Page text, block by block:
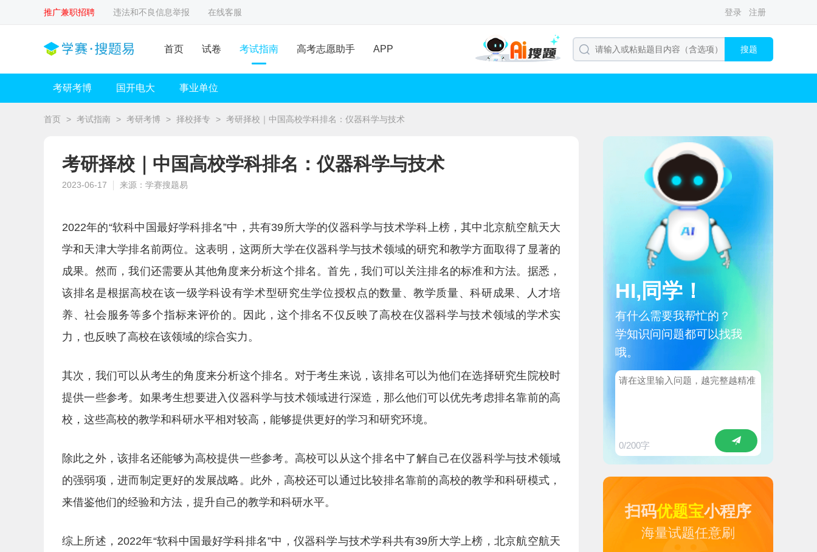
推广兼职招聘 违法和不良信息举报 在线客服 登录 注册
首页 试卷 考试指南 高考志愿助手 APP 搜题
考研考博 国开电大 事业单位
首页 > 考试指南 > 考研考博 > 择校择专 > 考研择校｜中国高校学科排名：仪器科学与技术
考研择校｜中国高校学科排名：仪器科学与技术
2023-06-17 来源：学赛搜题易
2022年的“软科中国最好学科排名”中，共有39所大学的仪器科学与技术学科上榜，其中北京航空航天大
学和天津大学排名前两位。这表明，这两所大学在仪器科学与技术领域的研究和教学方面取得了显著的
成果。然而，我们还需要从其他角度来分析这个排名。首先，我们可以关注排名的标准和方法。据悉，
该排名是根据高校在该一级学科设有学术型研究生学位授权点的数量、教学质量、科研成果、人才培
养、社会服务等多个指标来评价的。因此，这个排名不仅反映了高校在仪器科学与技术领域的学术实
力，也反映了高校在该领域的综合实力。
其次，我们可以从考生的角度来分析这个排名。对于考生来说，该排名可以为他们在选择研究生院校时
提供一些参考。如果考生想要进入仪器科学与技术领域进行深造，那么他们可以优先考虑排名靠前的高
校，这些高校的教学和科研水平相对较高，能够提供更好的学习和研究环境。
除此之外，该排名还能够为高校提供一些参考。高校可以从这个排名中了解自己在仪器科学与技术领域
的强弱项，进而制定更好的发展战略。此外，高校还可以通过比较排名靠前的高校的教学和科研模式，
来借鉴他们的经验和方法，提升自己的教学和科研水平。
综上所述，2022年“软科中国最好学科排名”中，仪器科学与技术学科共有39所大学上榜，北京航空航天
HI,同学！
有什么需要我帮忙的？
学知识问问题都可以找我
哦。
0/200字
扫码优题宝小程序
海量试题任意刷